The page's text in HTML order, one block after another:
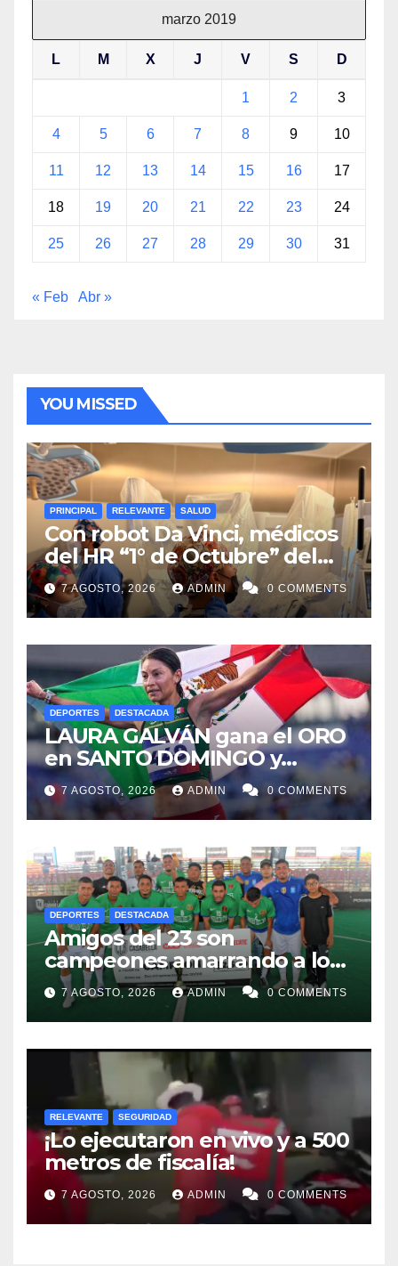
marzo 2019
L M X J V S D
1 2 3
4 5 6 7 8 9 10
11 12 13 14 15 16 17
18 19 20 21 22 23 24
25 26 27 28 29 30 31
« Feb Abr »
YOU MISSED
PRINCIPAL RELEVANTE SALUD
Con robot Da Vinci, médicos
del HR “1° de Octubre” del
ISSSTE retiran tumor renal a
paciente de 72 años
7 AGOSTO, 2026 ADMIN 0 COMMENTS
DEPORTES DESTACADA
LAURA GALVÁN gana el ORO
en SANTO DOMINGO y
dedica Medalla a sus padres
fallecidos
7 AGOSTO, 2026 ADMIN 0 COMMENTS
DEPORTES DESTACADA
Amigos del 23 son
campeones amarrando a los
“Perros Bravos”
7 AGOSTO, 2026 ADMIN 0 COMMENTS
RELEVANTE SEGURIDAD
¡Lo ejecutaron en vivo y a 500
metros de fiscalía!
7 AGOSTO, 2026 ADMIN 0 COMMENTS